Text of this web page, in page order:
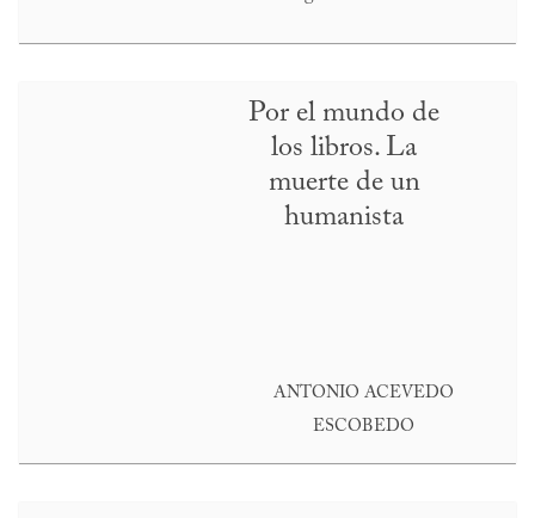
Por el mundo de
los libros. La
muerte de un
humanista
ANTONIO ACEVEDO
ESCOBEDO